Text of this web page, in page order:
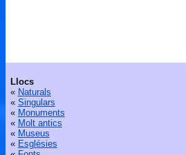
Llocs
« Naturals
« Singulars
« Monuments
« Molt antics
« Museus
« Esglésies